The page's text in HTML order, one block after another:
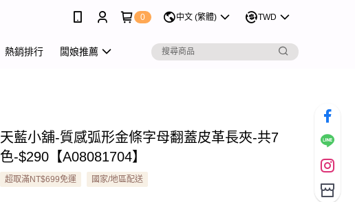
0 中文 (繁體) TWD
熱銷排行 闆娘推薦
天藍小舖-質感弧形金條字母翻蓋皮革長夾-共7
色-$290【A08081704】
超取滿NT$699免運 國家/地區配送